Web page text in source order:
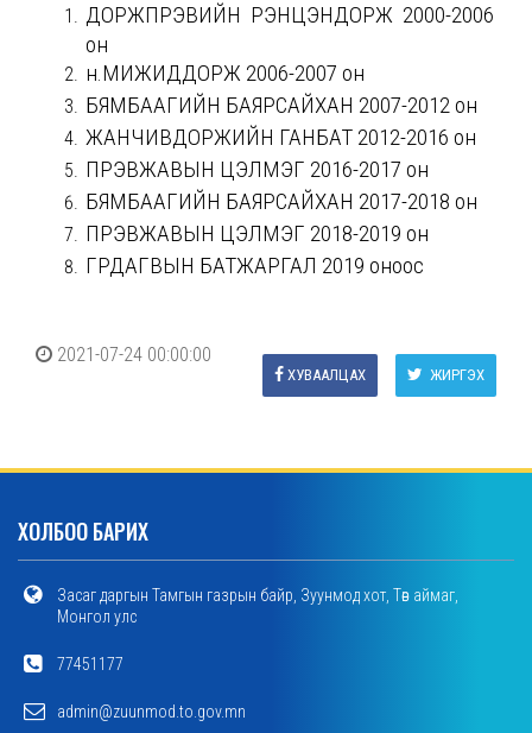
ДОРЖПҮРЭВИЙН РЭНЦЭНДОРЖ 2000-2006
он
н.МИЖИДДОРЖ 2006-2007 он
БЯМБААГИЙН БАЯРСАЙХАН 2007-2012 он
ЖАНЧИВДОРЖИЙН ГАНБАТ 2012-2016 он
ПҮРЭВЖАВЫН ЦЭЛМЭГ 2016-2017 он
БЯМБААГИЙН БАЯРСАЙХАН 2017-2018 он
ПҮРЭВЖАВЫН ЦЭЛМЭГ 2018-2019 он
ГҮРДАГВЫН БАТЖАРГАЛ 2019 оноос
2021-07-24 00:00:00
ЖИРГЭХ
ХУВААЛЦАХ
ХОЛБОО БАРИХ
Засаг даргын Тамгын газрын байр, Зуунмод хот, Төв аймаг,
Монгол улс
77451177
admin@zuunmod.to.gov.mn